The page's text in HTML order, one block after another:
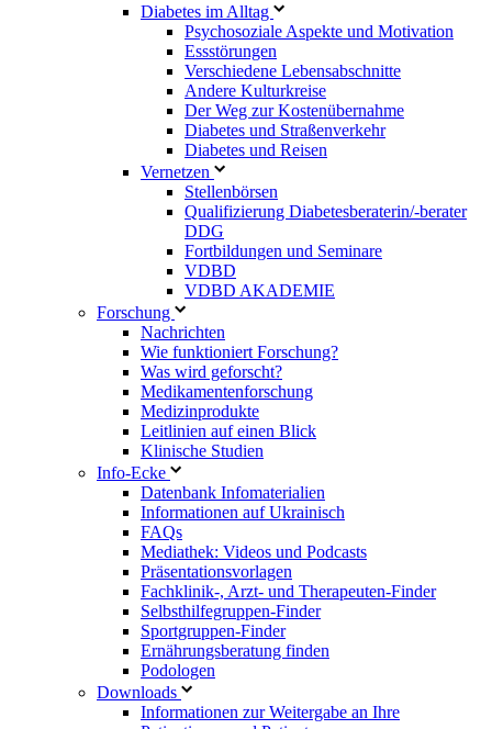
Diabetes im Alltag
Psychosoziale Aspekte und Motivation
Essstörungen
Verschiedene Lebensabschnitte
Andere Kulturkreise
Der Weg zur Kostenübernahme
Diabetes und Straßenverkehr
Diabetes und Reisen
Vernetzen
Stellenbörsen
Qualifizierung Diabetesberaterin/­-berater
DDG
Fortbildungen und Seminare
VDBD
VDBD AKADEMIE
Forschung
Nachrichten
Wie funktioniert Forschung?
Was wird geforscht?
Medikamentenforschung
Medizinprodukte
Leitlinien auf einen Blick
Klinische Studien
Info-Ecke
Datenbank Infomaterialien
Informationen auf Ukrainisch
FAQs
Mediathek: Videos und Podcasts
Präsentationsvorlagen
Fachklinik-, Arzt- und Therapeuten-Finder
Selbsthilfegruppen-Finder
Sportgruppen-Finder
Ernährungsberatung finden
Podologen
Downloads
Informationen zur Weitergabe an Ihre